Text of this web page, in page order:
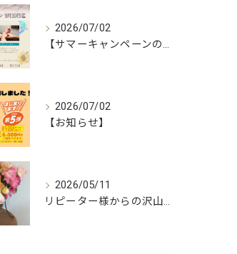
2026/07/02
【サマーキャンペーンのお知らせ】
2026/07/02
【お知らせ】
2026/05/11
リピーター様からの沢山の薔薇をいただきましたー！